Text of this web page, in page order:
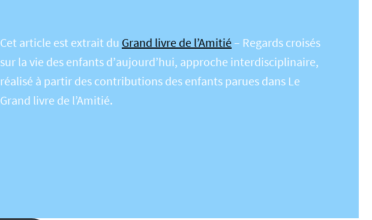
Cet article est extrait du Grand livre de l’Amitié – Regards croisés
sur la vie des enfants d’aujourd’hui, approche interdisciplinaire,
réalisé à partir des contributions des enfants parues dans Le
Grand livre de l’Amitié.